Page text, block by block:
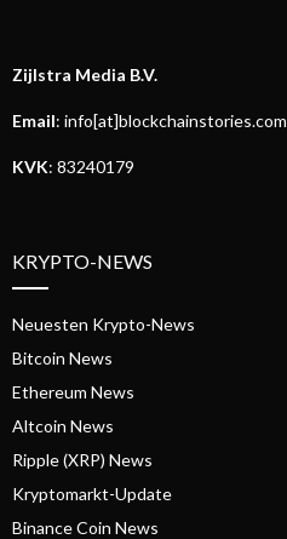
Zijlstra Media B.V.
Email: info[at]blockchainstories.com
KVK: 83240179
KRYPTO-NEWS
Neuesten Krypto-News
Bitcoin News
Ethereum News
Altcoin News
Ripple (XRP) News
Kryptomarkt-Update
Binance Coin News